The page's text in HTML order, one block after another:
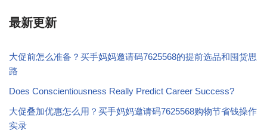
最新更新
大促前怎么准备？买手妈妈邀请码7625568的提前选品和囤货思
路
Does Conscientiousness Really Predict Career Success?
大促叠加优惠怎么用？买手妈妈邀请码7625568购物节省钱操作
实录